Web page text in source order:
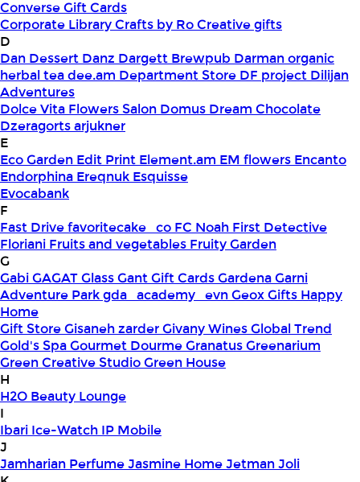
Converse Gift Cards
Corporate LibraryCrafts by RoCreative gifts
D
Dan Dessert Danz Dargett Brewpub Darman organic
herbal teadee.am Department Store DF project Dilijan
Adventures
Dolce Vita Flowers Salon Domus Dream Chocolate
Dzeragorts arjukner
E
Eco Garden Edit Print Element.am EM flowers Encanto
Endorphina Ereqnuk Esquisse
Evocabank
F
Fast Drivefavoritecake_co FC Noah First Detective
Floriani Fruits and vegetables Fruity Garden
G
GabiGAGAT GlassGant Gift CardsGardenaGarni
Adventure Parkgda_academy_evnGeoxGifts Happy
Home
Gift StoreGisaneh zarderGivany WinesGlobal Trend
Gold's SpaGourmet DourmeGranatusGreenarium
Green Creative StudioGreen House
H
H2O Beauty Lounge
I
Ibari Ice-Watch IP Mobile
J
Jamharian PerfumeJasmine HomeJetmanJoli